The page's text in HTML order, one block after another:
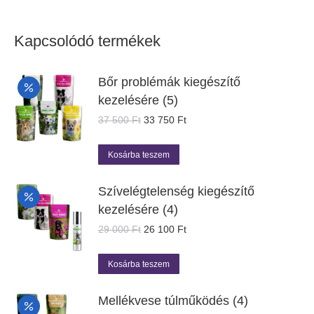
Kapcsolódó termékek
Bőr problémák kiegészítő
kezelésére (5)
37 500Ft Original
was:
37
33 750 FtCurrent
Kosárba teszem
Szívelégtelenség kiegészítő
kezelésére (4)
29 000Ft Original
was:
29
26 100 FtCurrent
Kosárba teszem
Mellékvese túlműködés (4)